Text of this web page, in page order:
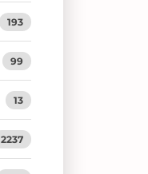
193
99
13
2237